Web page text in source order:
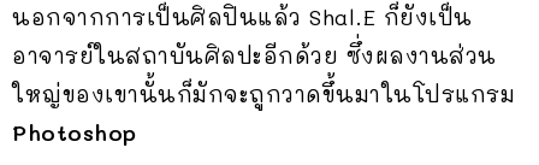
นอกจากการเป็นศิลปินแล้ว Shal.E ก็ยังเป็น
อาจารย์ในสถาบันศิลปะอีกด้วย ซึ่งผลงานส่วน
ใหญ่ของเขานั้นก็มักจะถูกวาดขึ้นมาในโปรแกรม
Photoshop